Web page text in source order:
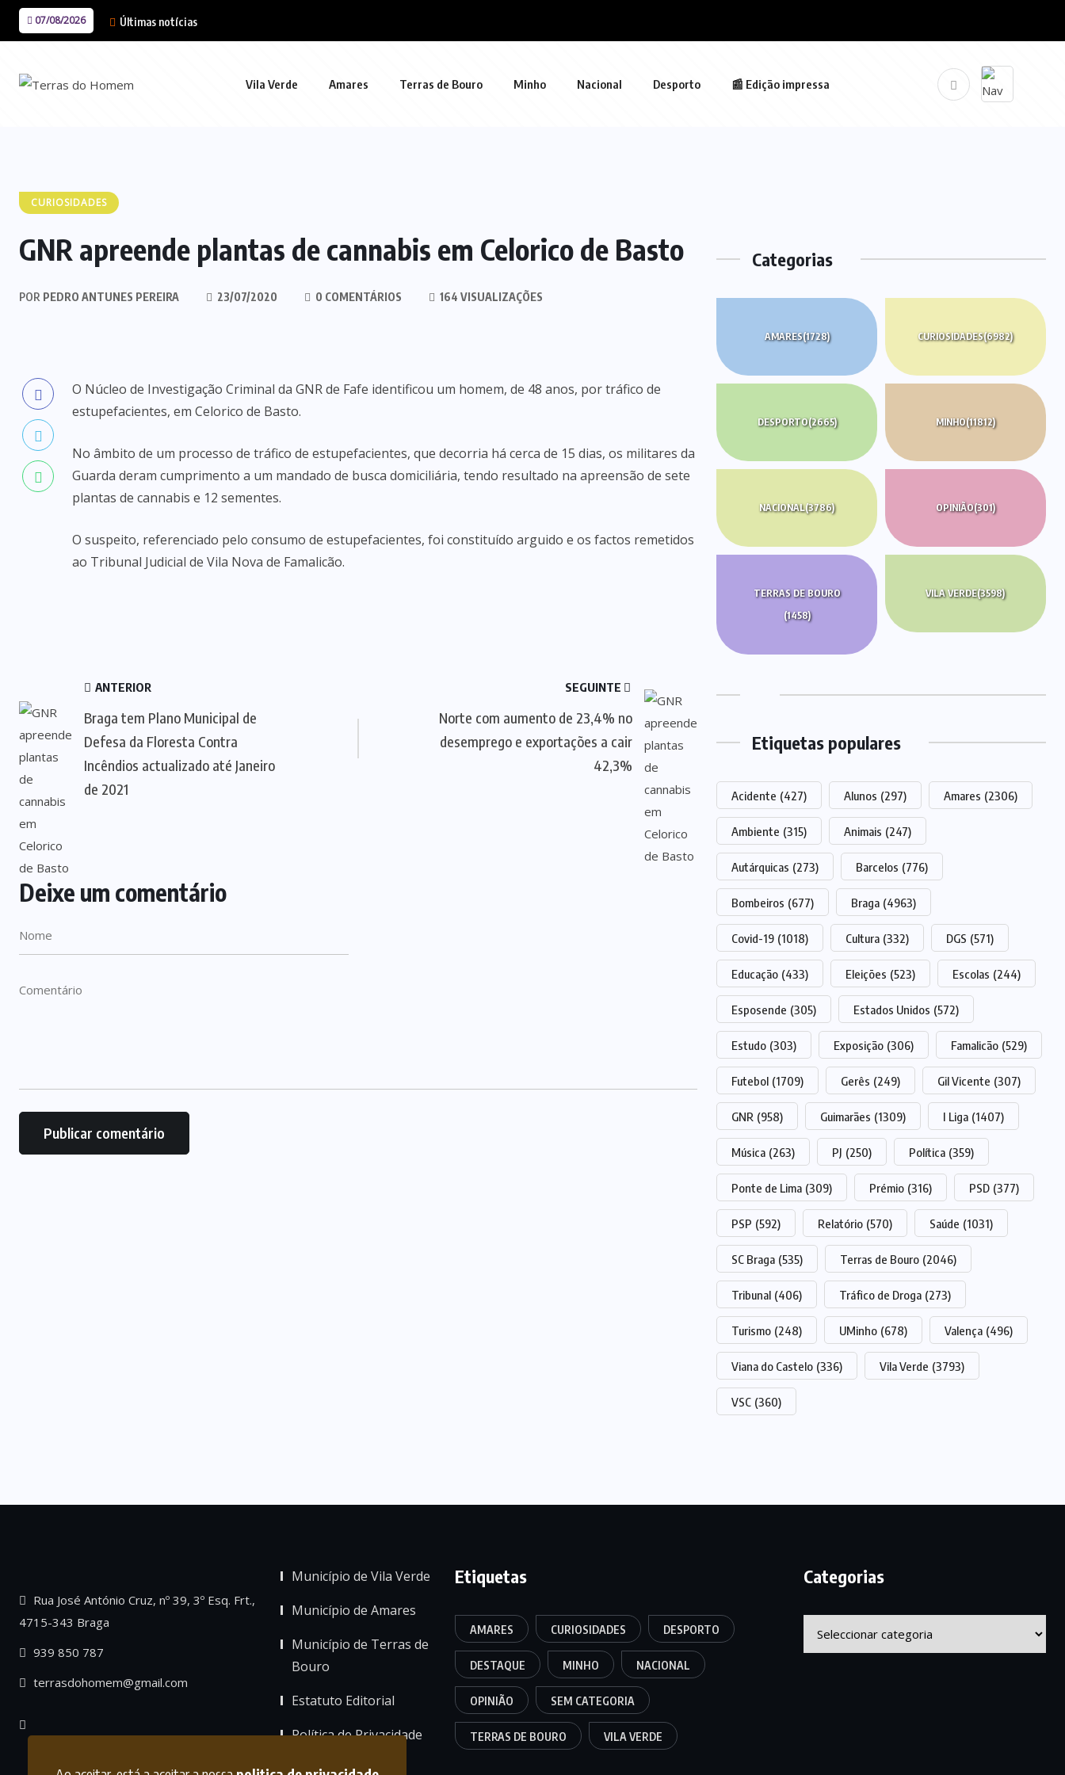
07/08/2026 Últimas notícias
Vila Verde Amares Terras de Bouro Minho Nacional Desporto 📰 Edição impressa
CURIOSIDADES
GNR apreende plantas de cannabis em Celorico de Basto
POR PEDRO ANTUNES PEREIRA 23/07/2020 0 COMENTÁRIOS 164 VISUALIZAÇÕES
O Núcleo de Investigação Criminal da GNR de Fafe identificou um homem, de 48 anos, por tráfico de
estupefacientes, em Celorico de Basto.
No âmbito de um processo de tráfico de estupefacientes, que decorria há cerca de 15 dias, os militares da
Guarda deram cumprimento a um mandado de busca domiciliária, tendo resultado na apreensão de sete
plantas de cannabis e 12 sementes.
O suspeito, referenciado pelo consumo de estupefacientes, foi constituído arguido e os factos remetidos
ao Tribunal Judicial de Vila Nova de Famalicão.
ANTERIOR
Braga tem Plano Municipal de
Defesa da Floresta Contra
Incêndios actualizado até Janeiro
de 2021
SEGUINTE
Norte com aumento de 23,4% no
desemprego e exportações a cair
42,3%
Deixe um comentário
Categorias
AMARES(1728) CURIOSIDADES(6982)
DESPORTO(2665) MINHO(11812)
NACIONAL(3786) OPINIÃO(301)
TERRAS DE BOURO
(1458)
VILA VERDE(3598)
Etiquetas populares
Acidente (427) Alunos (297) Amares (2306)
Ambiente (315) Animais (247)
Autárquicas (273) Barcelos (776)
Bombeiros (677) Braga (4963)
Covid-19 (1018) Cultura (332) DGS (571)
Educação (433) Eleições (523) Escolas (244)
Esposende (305) Estados Unidos (572)
Estudo (303) Exposição (306) Famalicão (529)
Futebol (1709) Gerês (249) Gil Vicente (307)
GNR (958) Guimarães (1309) I Liga (1407)
Música (263) PJ (250) Política (359)
Ponte de Lima (309) Prémio (316) PSD (377)
PSP (592) Relatório (570) Saúde (1031)
SC Braga (535) Terras de Bouro (2046)
Tribunal (406) Tráfico de Droga (273)
Turismo (248) UMinho (678) Valença (496)
Viana do Castelo (336) Vila Verde (3793)
VSC (360)
Rua José António Cruz, nº 39, 3º Esq. Frt.,
4715-343 Braga
939 850 787
terrasdohomem@gmail.com
Município de Vila Verde
Município de Amares
Município de Terras de
Bouro
Estatuto Editorial
Política de Privacidade
Etiquetas
AMARES CURIOSIDADES DESPORTO
DESTAQUE MINHO NACIONAL
OPINIÃO SEM CATEGORIA
TERRAS DE BOURO VILA VERDE
Categorias